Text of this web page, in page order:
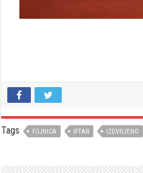
Tags FOJNICA IFTAR IZDVOJENO